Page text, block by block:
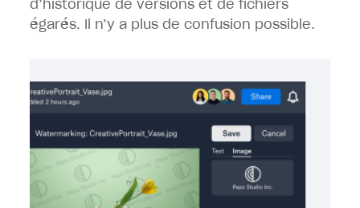
d’historique de versions et de fichiers
égarés. Il n’y a plus de confusion possible.